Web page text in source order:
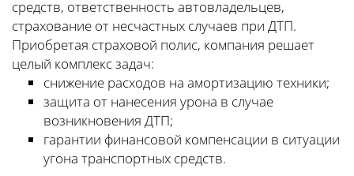
средств, ответственность автовладельцев,
страхование от несчастных случаев при ДТП.
Приобретая страховой полис, компания решает
целый комплекс задач:
снижение расходов на амортизацию техники;
защита от нанесения урона в случае
возникновения ДТП;
гарантии финансовой компенсации в ситуации
угона транспортных средств.